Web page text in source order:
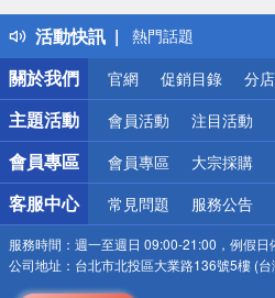
活動快訊
得獎公告
熱門話題
銀行優惠
偏遠地區配送
詐騙網頁！請小心！
關於我們
官網 促銷目錄 分
主題活動 會員活動 注目活動
會員專區 會員專區 大宗採購
客服中心 常見問題 服務公告
服務時間： 週一至週日 09:00-21:00，例假日
公司地址： 台北市北投區大業路136號5樓 (台